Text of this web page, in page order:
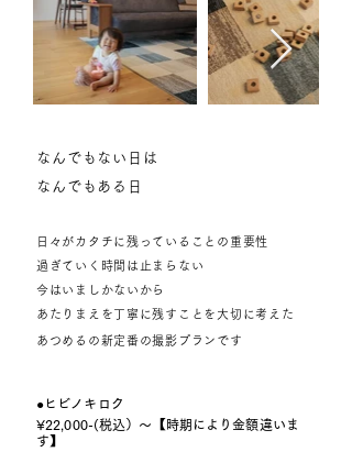
なんでもない日は
なんでもある日
日々がカタチに残っていることの重要性
過ぎていく時間は止まらない
今はいましかないから
あたりまえを丁寧に残すことを大切に考えた
あつめるの新定番の撮影プランです
​●ヒビノキロク
¥22,000-(税込）〜【時期により金額違いま
す】